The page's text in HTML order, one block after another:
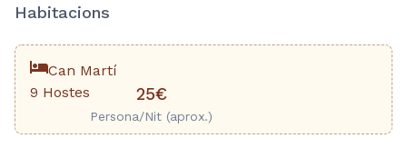
Habitacions
Can Martí
9 Hostes
25€
Persona/Nit (aprox.)